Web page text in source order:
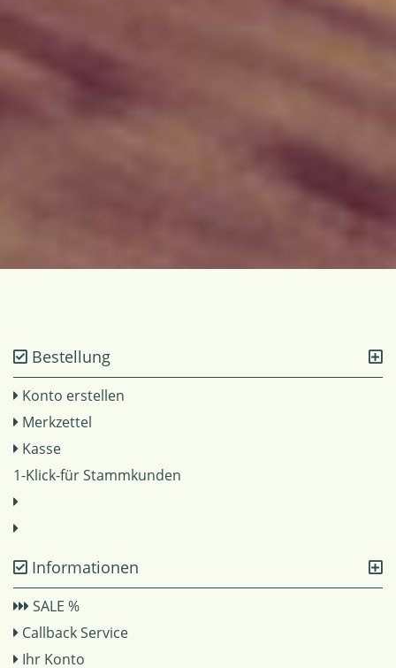
Bestellung
Konto erstellen
Merkzettel
Kasse
1-Klick-für Stammkunden
Informationen
SALE %
Callback Service
Ihr Konto